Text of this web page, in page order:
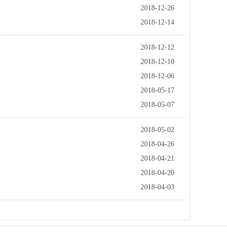
2018-12-26
2018-12-14
2018-12-12
2018-12-10
2018-12-06
2018-05-17
2018-05-07
2018-05-02
2018-04-26
2018-04-21
2018-04-20
2018-04-03